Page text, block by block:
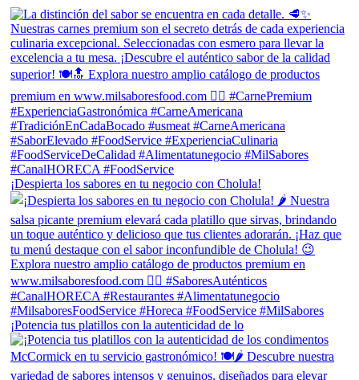
¡Despierta los sabores en tu negocio con Cholula!
¡Potencia tus platillos con la autenticidad de lo